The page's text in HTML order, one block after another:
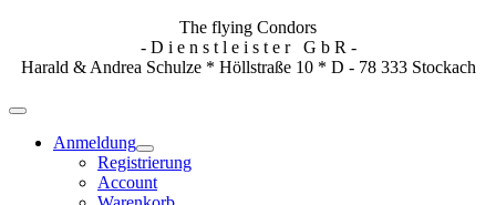
The flying Condors
- D i e n s t l e i s t e r G b R -
Harald & Andrea Schulze * Höllstraße 10 * D - 78 333 Stockach
Anmeldung
Registrierung
Account